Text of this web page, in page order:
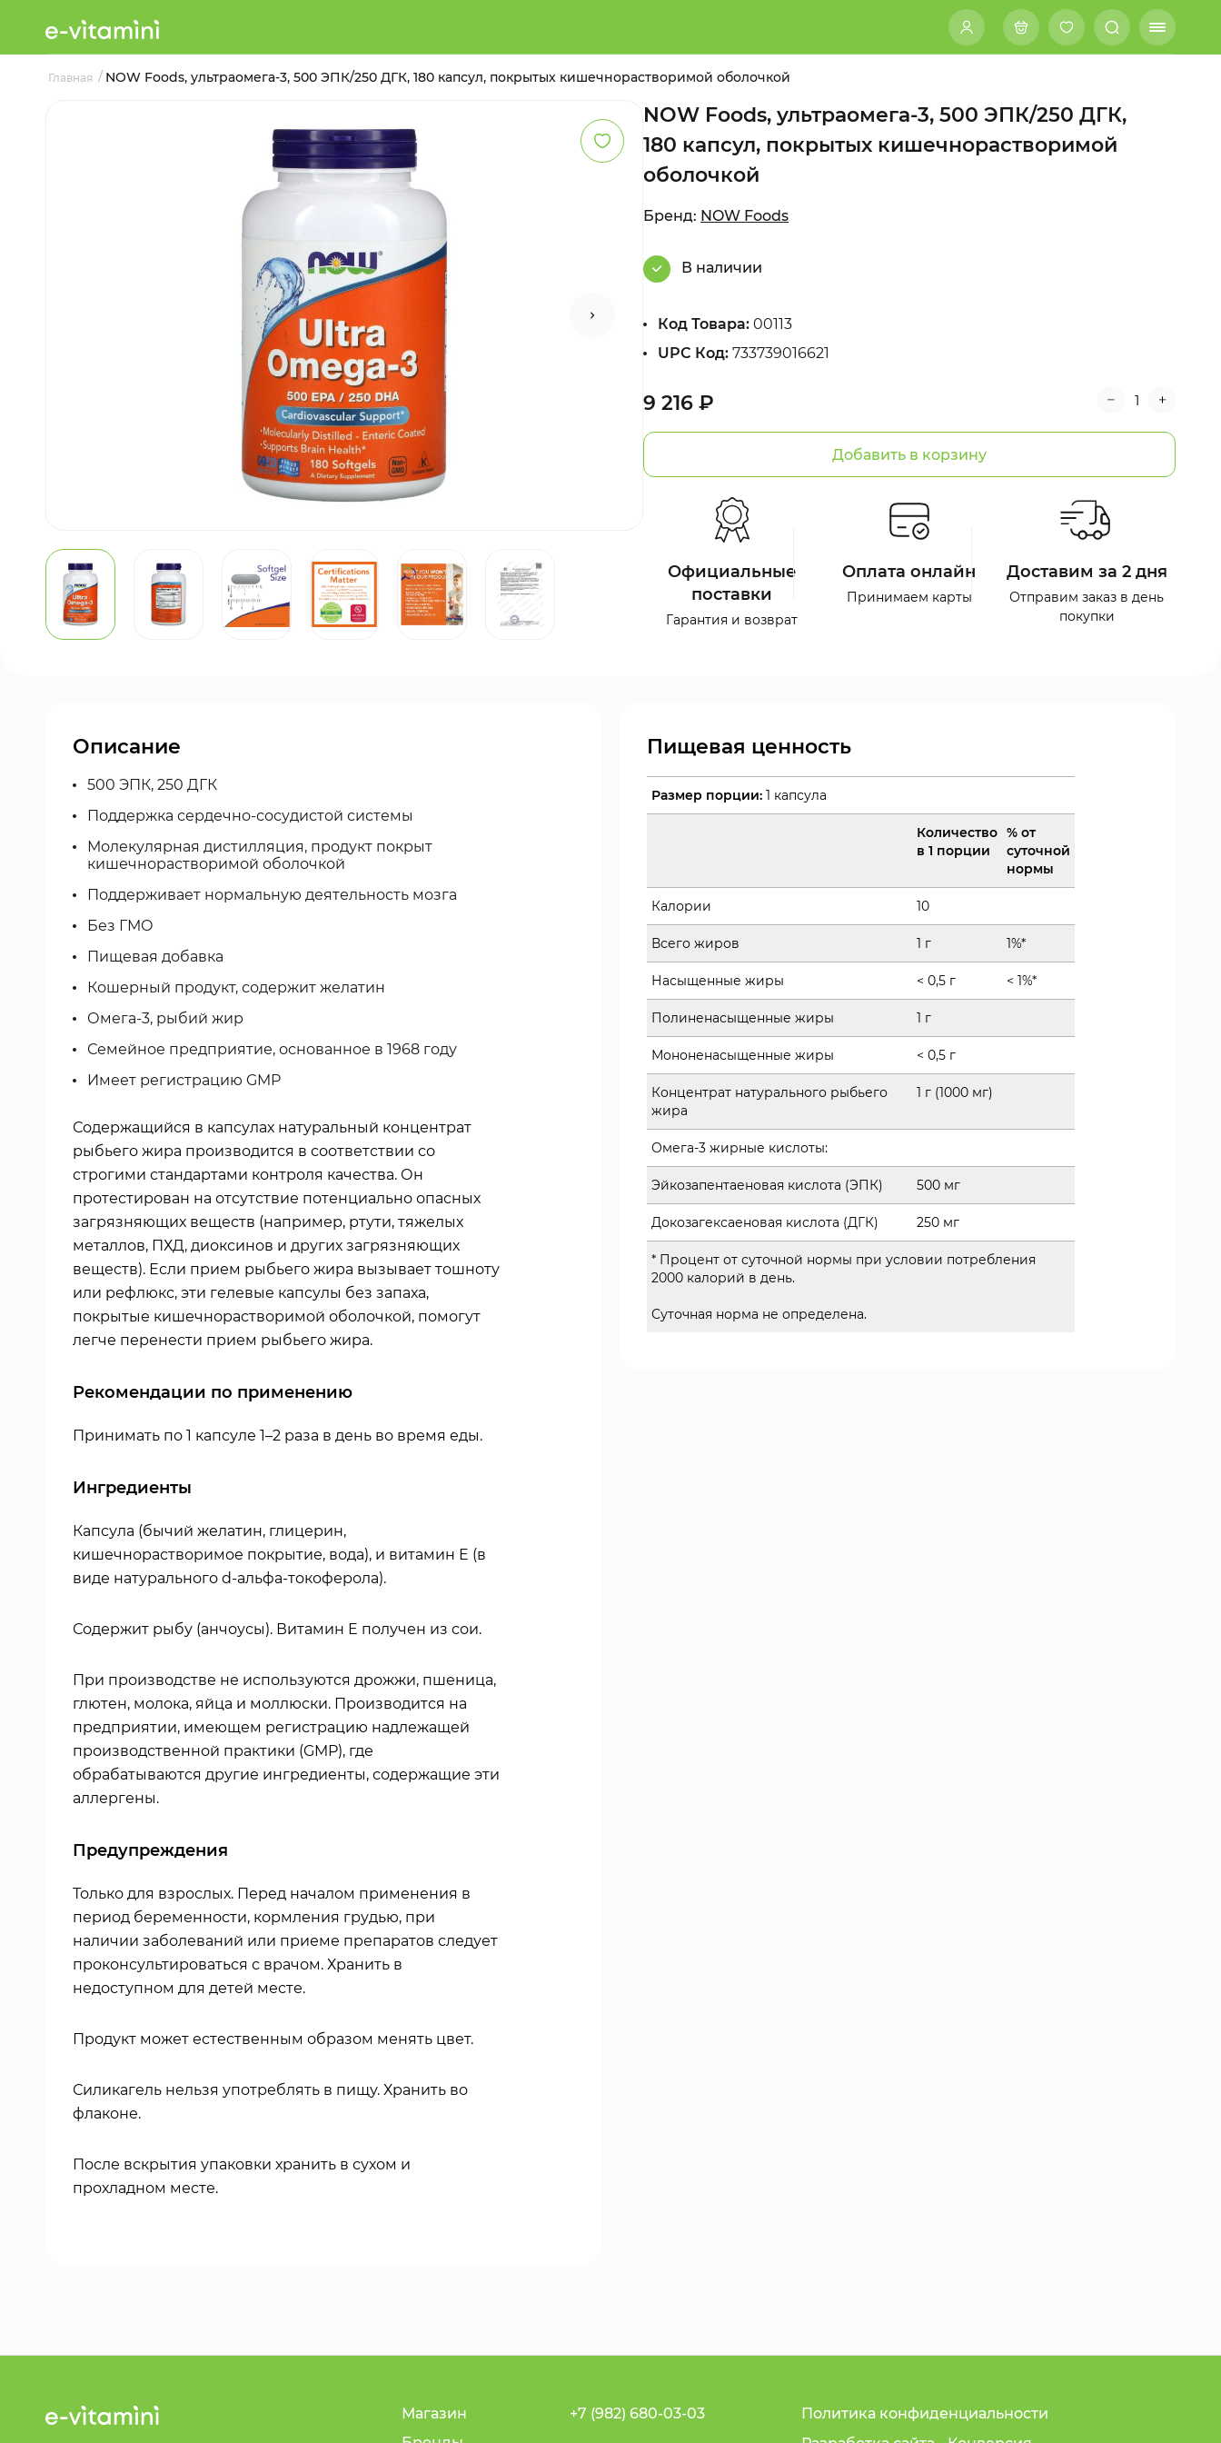
Главная / NOW Foods, ультраомега-3, 500 ЭПК/250 ДГК, 180 капсул, покрытых кишечнорастворимой оболочкой
NOW Foods, ультраомега-3, 500 ЭПК/250 ДГК,
180 капсул, покрытых кишечнорастворимой
оболочкой
9 216 ₽
Добавить в корзину
Бренд: NOW Foods
В наличии
Код Товара: 00113
UPC Код: 733739016621
Официальные
поставки
Гарантия и возврат
Оплата онлайн
Принимаем карты
Доставим за 2 дня
Отправим заказ в день
покупки
Описание
500 ЭПК, 250 ДГК
Поддержка сердечно-сосудистой системы
Молекулярная дистилляция, продукт покрыт
кишечнорастворимой оболочкой
Поддерживает нормальную деятельность мозга
Без ГМО
Пищевая добавка
Кошерный продукт, содержит желатин
Омега-3, рыбий жир
Семейное предприятие, основанное в 1968 году
Имеет регистрацию GMP
Содержащийся в капсулах натуральный концентрат
рыбьего жира производится в соответствии со
строгими стандартами контроля качества. Он
протестирован на отсутствие потенциально опасных
загрязняющих веществ (например, ртути, тяжелых
металлов, ПХД, диоксинов и других загрязняющих
веществ). Если прием рыбьего жира вызывает тошноту
или рефлюкс, эти гелевые капсулы без запаха,
покрытые кишечнорастворимой оболочкой, помогут
легче перенести прием рыбьего жира.
Рекомендации по применению
Принимать по 1 капсуле 1–2 раза в день во время еды.
Ингредиенты
Капсула (бычий желатин, глицерин,
кишечнорастворимое покрытие, вода), и витамин E (в
виде натурального d-альфа-токоферола).
Содержит рыбу (анчоусы). Витамин E получен из сои.
При производстве не используются дрожжи, пшеница,
глютен, молока, яйца и моллюски. Производится на
предприятии, имеющем регистрацию надлежащей
производственной практики (GMP), где
обрабатываются другие ингредиенты, содержащие эти
аллергены.
Предупреждения
Только для взрослых. Перед началом применения в
период беременности, кормления грудью, при
наличии заболеваний или приеме препаратов следует
проконсультироваться с врачом. Хранить в
недоступном для детей месте.
Продукт может естественным образом менять цвет.
Силикагель нельзя употреблять в пищу. Хранить во
флаконе.
После вскрытия упаковки хранить в сухом и
прохладном месте.
Пищевая ценность
Размер порции: 1 капсула
Количество
в 1 порции
% от
суточной
нормы
Калории 10
Всего жиров 1 г 1%*
Насыщенные жиры < 0,5 г < 1%*
Полиненасыщенные жиры 1 г
Мононенасыщенные жиры < 0,5 г
Концентрат натурального рыбьего
жира
1 г (1000 мг)
Омега-3 жирные кислоты:
Эйкозапентаеновая кислота (ЭПК) 500 мг
Докозагексаеновая кислота (ДГК) 250 мг
* Процент от суточной нормы при условии потребления
2000 калорий в день.
Суточная норма не определена.
Магазин
+7 (982) 680-03-03
Политика конфиденциальности